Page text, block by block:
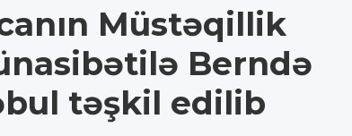
Müstəqillik
Berndə
təşkil edilib